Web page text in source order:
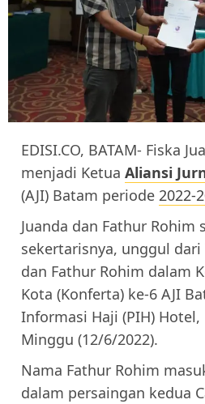
EDISI.CO, BATAM- Fiska
menjadi Ketua Aliansi
(AJI) Batam periode 2022-
Juanda dan Fathur Rohim
sekertarisnya, unggul dari
dan Fathur Rohim dalam
Kota (Konferta) ke-6 AJI
Informasi Haji (PIH) Hotel,
Minggu (12/6/2022).
Nama Fathur Rohim
dalam persaingan kedua